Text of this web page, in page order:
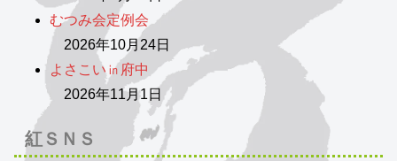
むつみ会定例会
2026年10月24日
よさこい㏌府中
2026年11月1日
紅ＳＮＳ